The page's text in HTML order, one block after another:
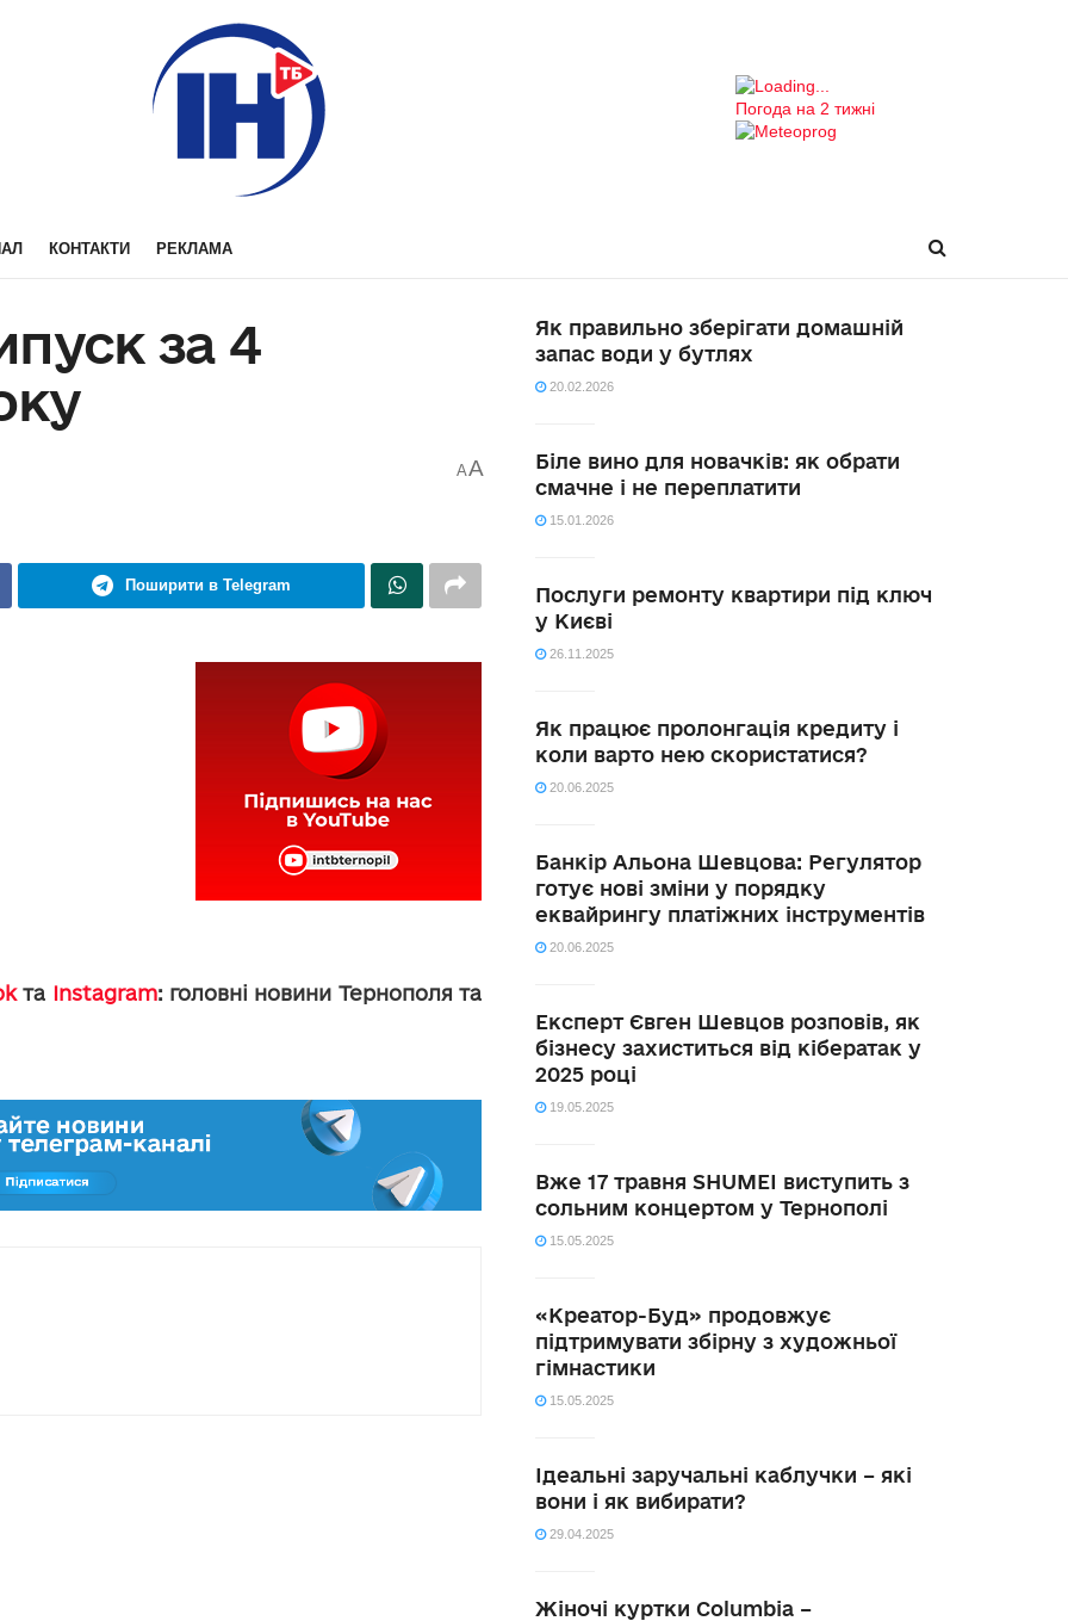
Погода на 2 тижні
КОНТАКТИ РЕКЛАМА
за 4
AA
Поширити в Telegram
та Instagram: головні новини Тернополя та
Як правильно зберігати домашній
запас води у бутлях
20.02.2026
Біле вино для новачків: як обрати
смачне і не переплатити
15.01.2026
Послуги ремонту квартири під ключ
у Києві
26.11.2025
Як працює пролонгація кредиту і
коли варто нею скористатися?
20.06.2025
Банкір Альона Шевцова: Регулятор
готує нові зміни у порядку
еквайрингу платіжних інструментів
20.06.2025
Експерт Євген Шевцов розповів, як
бізнесу захиститься від кібератак у
2025 році
19.05.2025
Вже 17 травня SHUMEI виступить з
сольним концертом у Тернополі
15.05.2025
«Креатор-Буд» продовжує
підтримувати збірну з художньої
гімнастики
15.05.2025
Ідеальні заручальні каблучки – які
вони і як вибирати?
29.04.2025
Жіночі куртки Columbia –